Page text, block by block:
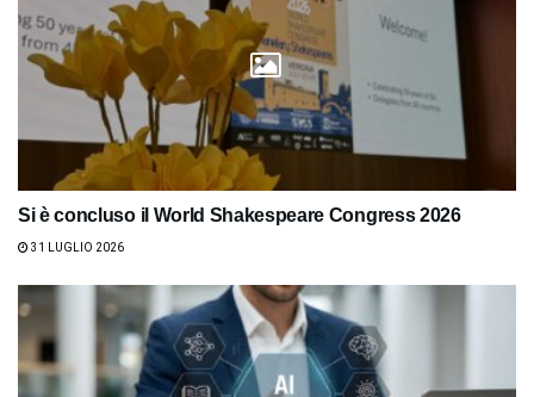
Si è concluso il World Shakespeare Congress 2026
31 LUGLIO 2026